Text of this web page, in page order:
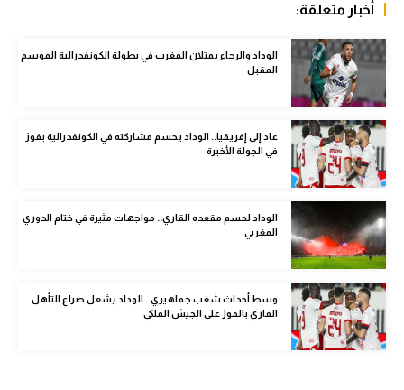
كرة يد
كرة طائرة
الوطن العربي
في المونديال
آسيا
أمريكا
ركن الألعاب
أخبار متعلقة:
الوداد والرجاء يمثلان المغرب في بطولة الكونفدرالية الموسم
المقبل
عاد إلى إفريقيا.. الوداد يحسم مشاركته في الكونفدرالية بفوز
في الجولة الأخيرة
الوداد لحسم مقعده القاري.. مواجهات مثيرة في ختام الدوري
المغربي
وسط أحداث شغب جماهيري.. الوداد يشعل صراع التأهل
القاري بالفوز على الجيش الملكي